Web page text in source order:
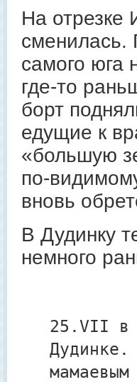
На отрезке
сменилась.
самого юга
где-то
борт
едущие к
«большую
по-
вновь
В Дудинку
немного
25.VII в
Дудинке.